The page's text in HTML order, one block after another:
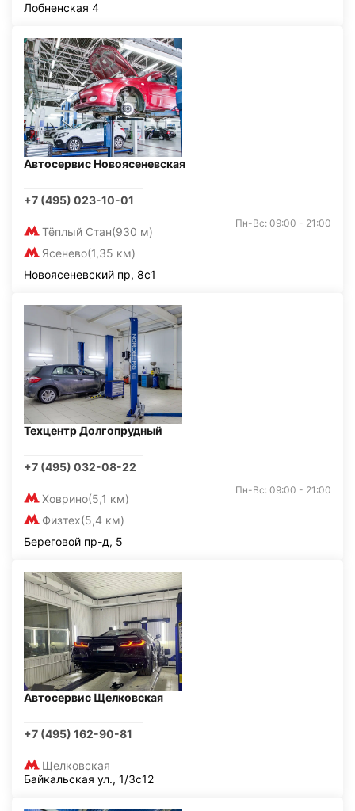
Лобненская 4
Автосервис Новоясеневская
+7 (495) 023-10-01
Тёплый Стан(930 м)
Ясенево(1,35 км)
Пн-Вс: 09:00 - 21:00
Новоясеневский пр, 8с1
Техцентр Долгопрудный
+7 (495) 032-08-22
Ховрино(5,1 км)
Физтех(5,4 км)
Пн-Вс: 09:00 - 21:00
Береговой пр-д, 5
Автосервис Щелковская
+7 (495) 162-90-81
Щелковская
Байкальская ул., 1/3с12